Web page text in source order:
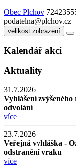
Obec Plchov
podatelna@plchov.cz
velikost zobrazení
Kalendář akcí
Aktuality
31.7.2026
Vyhlášení
odvolání
více
23.7.2026
Veřejná vyhláška -
odstranění vraku
více